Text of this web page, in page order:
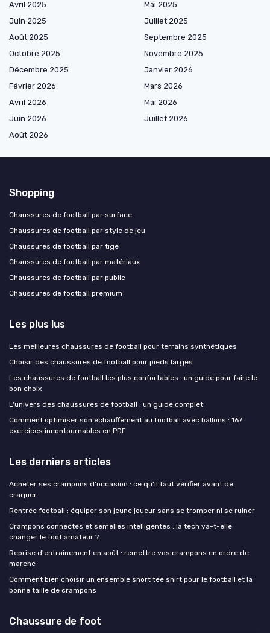
Avril 2025
Mai 2025
Juin 2025
Juillet 2025
Août 2025
Septembre 2025
Octobre 2025
Novembre 2025
Décembre 2025
Janvier 2026
Février 2026
Mars 2026
Avril 2026
Mai 2026
Juin 2026
Juillet 2026
Août 2026
Shopping
Chaussures de football par surface
Chaussures de football par style de jeu
Chaussures de football par tige
Chaussures de football par matériaux
Chaussures de football par public
Chaussures de football premium
Les plus lus
Les meilleures chaussures de football pour terrains synthétiques
Choisir des chaussures de football pour pieds larges
Les chaussures de football les plus confortables : un guide pour faire le
bon choix
L'univers des chaussures de football : un guide complet
Comment optimiser son échauffement au football avec ballons : 167
exercices incontournables en PDF
Les derniers articles
Acheter ses crampons d'occasion : ce qu'il faut vérifier avant de
craquer
Rentrée football : équiper son jeune joueur sans se tromper ni se ruiner
Crampons connectés et semelles intelligentes : la tech va-t-elle
changer le foot amateur ?
Reprise d'entraînement en août : remettre vos crampons en ordre de
marche
Comment bien choisir un ensemble short tee shirt pour le football et la
bonne taille de crampons
Chaussure de foot